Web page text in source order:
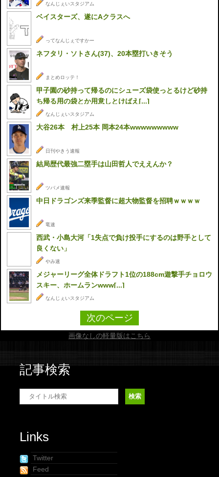
なんじぇいスタジアム
ベイスターズ、遂にAクラスへ
ってなんじぇですかー
ネフタリ・ソトさん(37)、20本塁打いきそう
まとめロッテ！
甲子園の砂持って帰るのにシューズ袋使っとるけど砂持
ち帰る用の袋とか用意しとけばえ[...]
なんじぇいスタジアム
大谷26本 村上25本 岡本24本wwwwwwwww
日刊やきう速報
結局歴代最強二塁手は山田哲人でええんか？
ツバメ速報
中日ドラゴンズ来季監督に超大物監督を招聘ｗｗｗｗ
竜速
西武・小島大河「1失点で負け投手にするのは野手として
良くない」
やみ速
メジャーリーグ全体ドラフト1位の188cm遊撃手チョロウ
スキー、ホームランwww[...]
なんじぇいスタジアム
次のページ
画像なしの軽量版はこちら
記事検索
Links
Twitter
Feed